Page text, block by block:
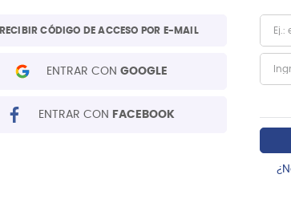
RECIBIR CÓDIGO DE ACCESO POR E-MAIL
ENTRAR CON GOOGLE
ENTRAR CON FACEBOOK